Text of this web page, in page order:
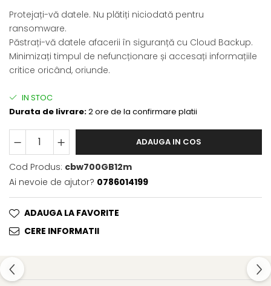
Protejați-vă datele. Nu plătiți niciodată pentru
ransomware.
Păstrați-vă datele afacerii în siguranță cu Cloud Backup.
Minimizați timpul de nefuncționare și accesați informațiile
critice oricând, oriunde.
IN STOC
Durata de livrare:2 ore de la confirmare platii
ADAUGA IN COS
Cod Produs: cbw700GB12m
Ai nevoie de ajutor? 0786014199
ADAUGA LA FAVORITE
CERE INFORMATII